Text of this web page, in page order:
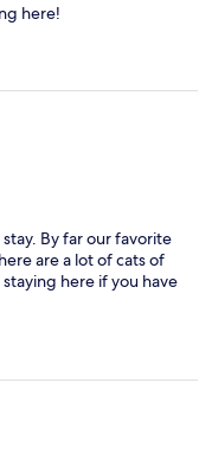
here!
By far our favorite
are a lot of cats of
here if you have